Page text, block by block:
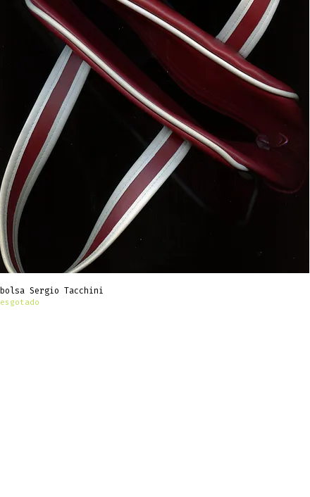
bolsa Sergio Tacchini
esgotado